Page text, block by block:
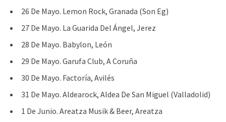
26 De Mayo. Lemon Rock, Granada (Son Eg)
27 De Mayo. La Guarida Del Ángel, Jerez
28 De Mayo. Babylon, León
29 De Mayo. Garufa Club, A Coruña
30 De Mayo. Factoría, Avilés
31 De Mayo. Aldearock, Aldea De San Miguel (Valladolid)
1 De Junio. Areatza Musik & Beer, Areatza